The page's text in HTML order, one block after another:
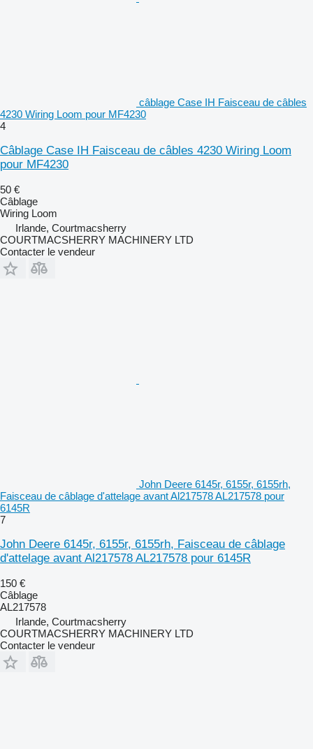
câblage Case IH Faisceau de câbles
4230 Wiring Loom pour MF4230
4
Câblage Case IH Faisceau de câbles 4230 Wiring Loom
pour MF4230
50 €
Câblage
Wiring Loom
Irlande, Courtmacsherry
COURTMACSHERRY MACHINERY LTD
Contacter le vendeur
John Deere 6145r, 6155r, 6155rh,
Faisceau de câblage d'attelage avant Al217578 AL217578 pour
6145R
7
John Deere 6145r, 6155r, 6155rh, Faisceau de câblage
d'attelage avant Al217578 AL217578 pour 6145R
150 €
Câblage
AL217578
Irlande, Courtmacsherry
COURTMACSHERRY MACHINERY LTD
Contacter le vendeur